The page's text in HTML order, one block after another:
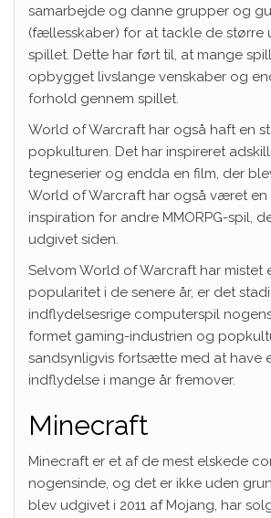
samarbejde og danne grupper og
(fællesskaber) for at tackle de større
spillet. Dette har ført til, at mange
opbygget livslange venskaber og
forhold gennem spillet.
World of Warcraft har også haft en
popkulturen. Det har inspireret
tegneserier og endda en film, der
World of Warcraft har også været en
inspiration for andre MMORPG-spil,
udgivet siden.
Selvom World of Warcraft har mistet
popularitet i de senere år, er det
indflydelsesrige computerspil
formet gaming-industrien og
sandsynligvis fortsætte med at have
indflydelse i mange år fremover.
Minecraft
Minecraft er et af de mest elskede
nogensinde, og det er ikke uden
blev udgivet i 2011 af Mojang, har